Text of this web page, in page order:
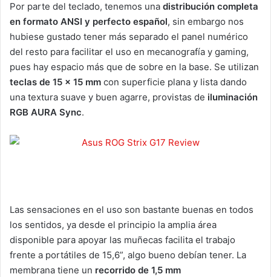
Por parte del teclado, tenemos una distribución completa
en formato ANSI y perfecto español, sin embargo nos
hubiese gustado tener más separado el panel numérico
del resto para facilitar el uso en mecanografía y gaming,
pues hay espacio más que de sobre en la base. Se utilizan
teclas de 15 x 15 mm con superficie plana y lista dando
una textura suave y buen agarre, provistas de iluminación
RGB AURA Sync.
Las sensaciones en el uso son bastante buenas en todos
los sentidos, ya desde el principio la amplia área
disponible para apoyar las muñecas facilita el trabajo
frente a portátiles de 15,6”, algo bueno debían tener. La
membrana tiene un recorrido de 1,5 mm